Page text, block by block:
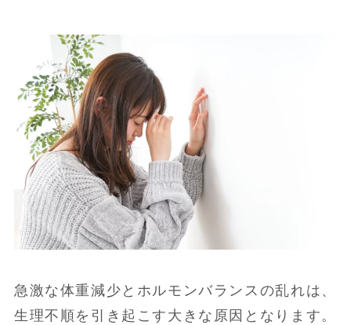
急激な体重減少とホルモンバランスの乱れは、
生理不順を引き起こす大きな原因となります。